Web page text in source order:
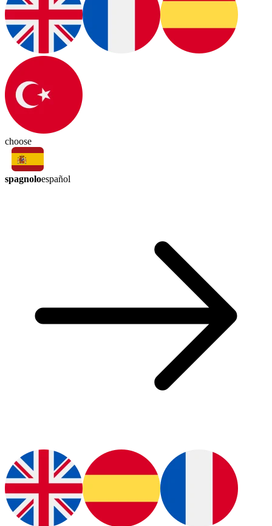
choose
spagnoloespañol